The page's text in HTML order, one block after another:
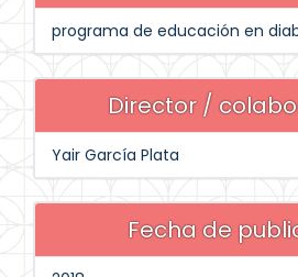
programa de educación en
Director /
Yair García Plata
Fecha de